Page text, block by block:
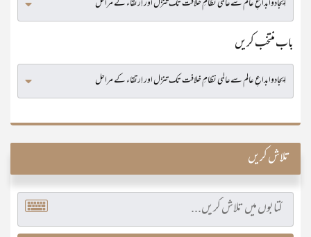
باب منتخب کریں
تلاش کریں